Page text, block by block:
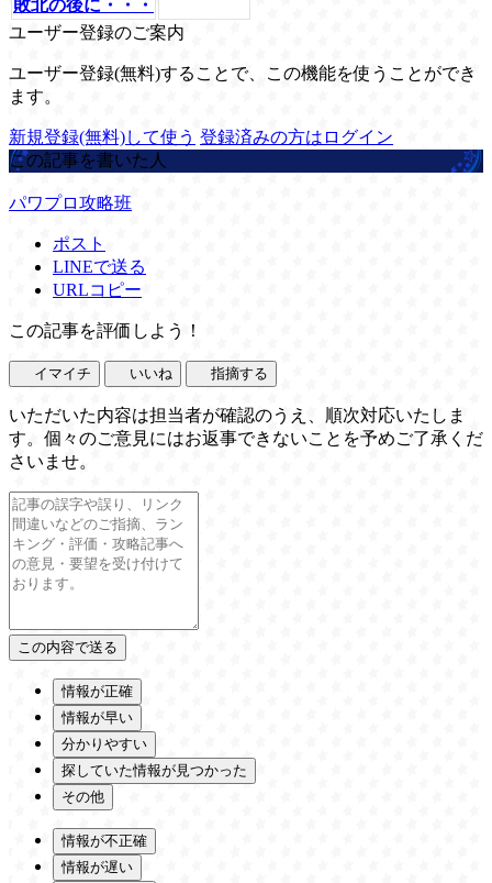
敗北の後に・・・
ユーザー登録のご案内
ユーザー登録(無料)することで、この機能を使うことができ
ます。
新規登録(無料)して使う 登録済みの方はログイン
この記事を書いた人
パワプロ攻略班
ポスト
LINEで送る
URLコピー
この記事を評価しよう！
イマイチ いいね 指摘する
いただいた内容は担当者が確認のうえ、順次対応いたしま
す。個々のご意見にはお返事できないことを予めご了承くだ
さいませ。
情報が正確
情報が早い
分かりやすい
探していた情報が見つかった
その他
情報が不正確
情報が遅い